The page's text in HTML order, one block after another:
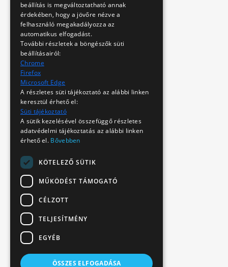
beállítás is megváltoztatható annak
érdekében, hogy a jövőre nézve a
felhasználó megakadályozza az
automatikus elfogadást.
További részletek a böngészők süti
beállításairól:
Chrome
Firefox
Microsoft Edge
A részletes süti tájékoztató az alábbi linken
keresztül érhető el:
Süti tájékoztató
A sütik kezelésével összefüggő részletes
adatvédelmi tájékoztatás az alábbi linken
érhető el. Bővebben
KÖTELEZŐ SÜTIK
MŰKÖDÉST TÁMOGATÓ
CÉLZOTT
TELJESÍTMÉNY
EGYÉB
ÖSSZES ELFOGADÁSA